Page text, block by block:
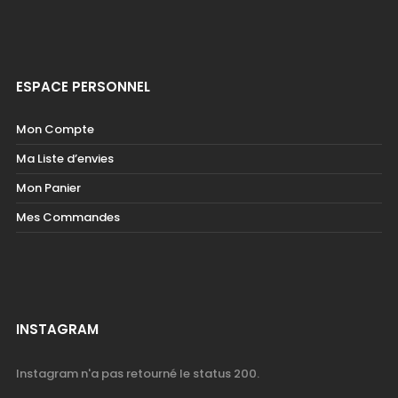
ESPACE PERSONNEL
Mon Compte
Ma Liste d’envies
Mon Panier
Mes Commandes
INSTAGRAM
Instagram n'a pas retourné le status 200.